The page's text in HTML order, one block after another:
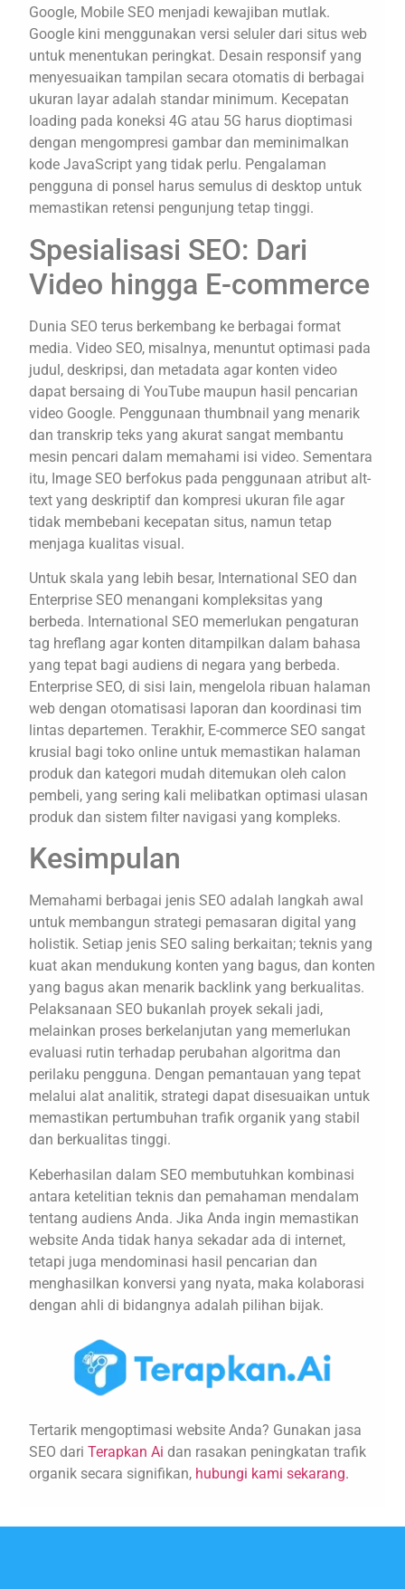
Google, Mobile SEO menjadi kewajiban mutlak.
Google kini menggunakan versi seluler dari situs web
untuk menentukan peringkat. Desain responsif yang
menyesuaikan tampilan secara otomatis di berbagai
ukuran layar adalah standar minimum. Kecepatan
loading pada koneksi 4G atau 5G harus dioptimasi
dengan mengompresi gambar dan meminimalkan
kode JavaScript yang tidak perlu. Pengalaman
pengguna di ponsel harus semulus di desktop untuk
memastikan retensi pengunjung tetap tinggi.
Spesialisasi SEO: Dari
Video hingga E-commerce
Dunia SEO terus berkembang ke berbagai format
media. Video SEO, misalnya, menuntut optimasi pada
judul, deskripsi, dan metadata agar konten video
dapat bersaing di YouTube maupun hasil pencarian
video Google. Penggunaan thumbnail yang menarik
dan transkrip teks yang akurat sangat membantu
mesin pencari dalam memahami isi video. Sementara
itu, Image SEO berfokus pada penggunaan atribut alt-
text yang deskriptif dan kompresi ukuran file agar
tidak membebani kecepatan situs, namun tetap
menjaga kualitas visual.
Untuk skala yang lebih besar, International SEO dan
Enterprise SEO menangani kompleksitas yang
berbeda. International SEO memerlukan pengaturan
tag hreflang agar konten ditampilkan dalam bahasa
yang tepat bagi audiens di negara yang berbeda.
Enterprise SEO, di sisi lain, mengelola ribuan halaman
web dengan otomatisasi laporan dan koordinasi tim
lintas departemen. Terakhir, E-commerce SEO sangat
krusial bagi toko online untuk memastikan halaman
produk dan kategori mudah ditemukan oleh calon
pembeli, yang sering kali melibatkan optimasi ulasan
produk dan sistem filter navigasi yang kompleks.
Kesimpulan
Memahami berbagai jenis SEO adalah langkah awal
untuk membangun strategi pemasaran digital yang
holistik. Setiap jenis SEO saling berkaitan; teknis yang
kuat akan mendukung konten yang bagus, dan konten
yang bagus akan menarik backlink yang berkualitas.
Pelaksanaan SEO bukanlah proyek sekali jadi,
melainkan proses berkelanjutan yang memerlukan
evaluasi rutin terhadap perubahan algoritma dan
perilaku pengguna. Dengan pemantauan yang tepat
melalui alat analitik, strategi dapat disesuaikan untuk
memastikan pertumbuhan trafik organik yang stabil
dan berkualitas tinggi.
Keberhasilan dalam SEO membutuhkan kombinasi
antara ketelitian teknis dan pemahaman mendalam
tentang audiens Anda. Jika Anda ingin memastikan
website Anda tidak hanya sekadar ada di internet,
tetapi juga mendominasi hasil pencarian dan
menghasilkan konversi yang nyata, maka kolaborasi
dengan ahli di bidangnya adalah pilihan bijak.
Tertarik mengoptimasi website Anda? Gunakan jasa
SEO dariTerapkan Ai dan rasakan peningkatan trafik
organik secara signifikan, hubungi kami sekarang.